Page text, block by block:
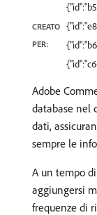
CREATO
PER:
Adobe
database nel
dati,
sempre le
A un tempo
aggiungersi
frequenze di